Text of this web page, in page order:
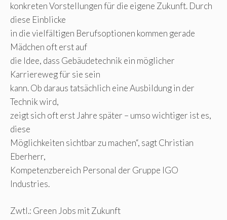
konkreten Vorstellungen für die eigene Zukunft. Durch
diese Einblicke
in die vielfältigen Berufsoptionen kommen gerade
Mädchen oft erst auf
die Idee, dass Gebäudetechnik ein möglicher
Karriereweg für sie sein
kann. Ob daraus tatsächlich eine Ausbildung in der
Technik wird,
zeigt sich oft erst Jahre später – umso wichtiger ist es,
diese
Möglichkeiten sichtbar zu machen“, sagt Christian
Eberherr,
Kompetenzbereich Personal der Gruppe IGO
Industries.
Zwtl.: Green Jobs mit Zukunft